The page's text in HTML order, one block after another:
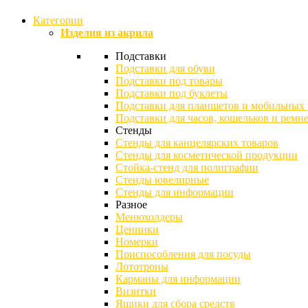
Категории
Изделия из акрила
Подставки
Подставки для обуви
Подставки под товары
Подставки под буклеты
Подставки для планшетов и мобильных
Подставки для часов, кошельков и
Стенды
Стенды для канцелярских товаров
Стенды для косметической продукции
Стойка-стенд для полиграфии
Стенды ювелирные
Стенды для информации
Разное
Менюхолдеры
Ценники
Номерки
Приспособления для посуды
Лототроны
Карманы для информации
Визитки
Ящики для сбора средств